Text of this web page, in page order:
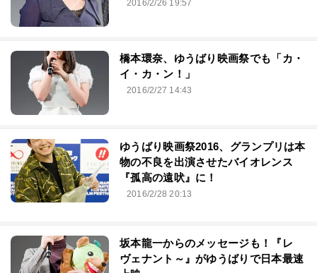
2016/2/26 19:57
橋本環奈、ゆうばり映画祭でも「カ・
イ・カ・ン！」
2016/2/27 14:43
ゆうばり映画祭2016、グランプリは本
物の不良を出演させたバイオレンス
『孤高の遠吠』に！
2016/2/28 20:13
坂本龍一からのメッセージも！『レ
ヴェナント～』がゆうばりで日本最速